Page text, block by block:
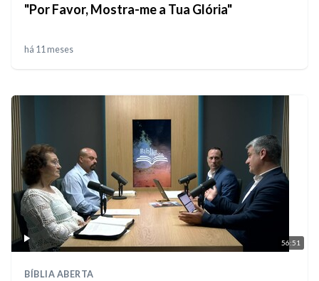
"Por Favor, Mostra-me a Tua Glória"
há 11 meses
56:51
BÍBLIA ABERTA